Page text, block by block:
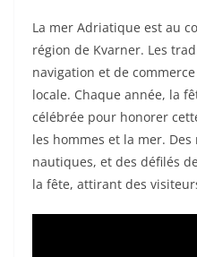
La mer Adriatique est au
région de Kvarner. Les
navigation et de
locale. Chaque année, la
célébrée pour honorer
les hommes et la mer.
nautiques, et des défilés
la fête, attirant des